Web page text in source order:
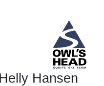
Hansen